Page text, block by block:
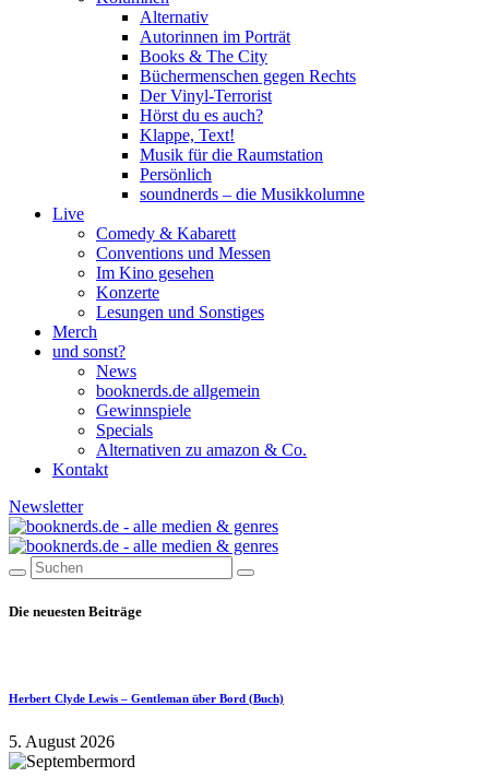
Alternativ
Autorinnen im Porträt
Books & The City
Büchermenschen gegen Rechts
Der Vinyl-Terrorist
Hörst du es auch?
Klappe, Text!
Musik für die Raumstation
Persönlich
soundnerds – die Musikkolumne
Live
Comedy & Kabarett
Conventions und Messen
Im Kino gesehen
Konzerte
Lesungen und Sonstiges
Merch
und sonst?
News
booknerds.de allgemein
Gewinnspiele
Specials
Alternativen zu amazon & Co.
Kontakt
Newsletter
Die neuesten Beiträge
Herbert Clyde Lewis – Gentleman über Bord (Buch)
5. August 2026